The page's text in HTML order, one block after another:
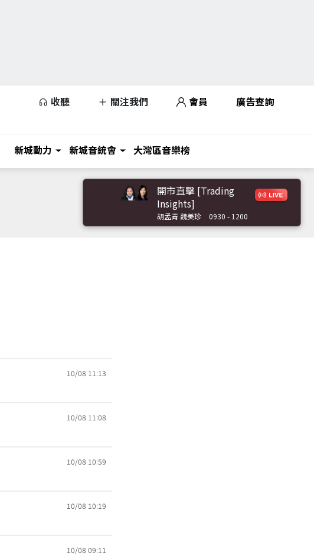
收聽 關注我們 會員 廣告查詢
新城動力 新城音統會 大灣區音樂榜
開市直擊 [Trading
Insights]
胡孟青 魏美珍 0930 - 1200
10/08 11:13
10/08 11:08
10/08 10:59
10/08 10:19
10/08 09:11